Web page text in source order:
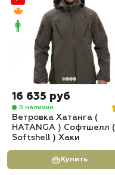
16 635 руб
В наличии
Ветровка Хатанга (
HATANGA ) Софтшелл (
Softshell ) Хаки
Купить